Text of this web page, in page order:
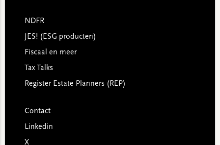
NDFR
JES! (ESG producten)
Fiscaal en meer
Tax Talks
Register Estate Planners (REP)
Contact
Linkedin
X